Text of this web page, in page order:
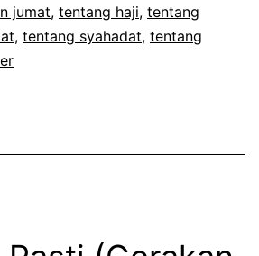
Islami
jumat, tentang haji, tentang
, tentang syahadat, tentang